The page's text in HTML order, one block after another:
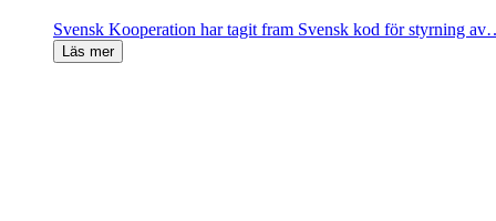
Svensk Kooperation har tagit fram Svensk kod för styrning
Läs mer